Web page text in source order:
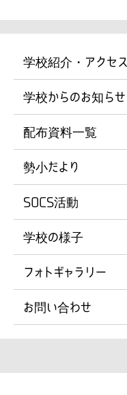
学校紹介・アクセス
学校からのお知らせ
配布資料一覧
勢小だより
SOCS活動
学校の様子
フォトギャラリー
お問い合わせ